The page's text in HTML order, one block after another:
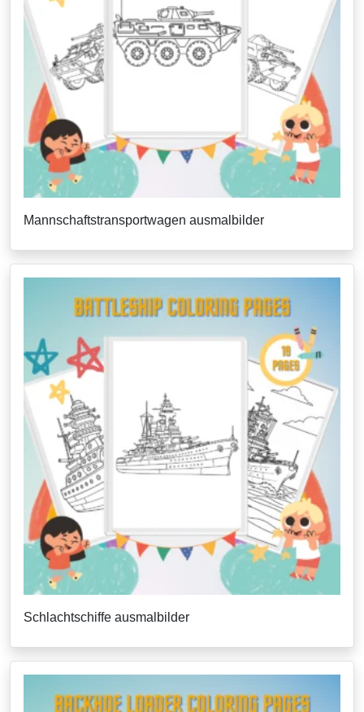
Mannschaftstransportwagen ausmalbilder
Schlachtschiffe ausmalbilder